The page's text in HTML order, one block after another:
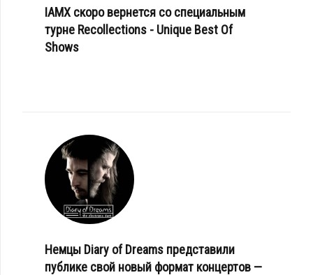
IAMX скоро вернется со специальным
турне Recollections - Unique Best Of
Shows
Немцы Diary of Dreams представили
публике свой новый формат концертов —